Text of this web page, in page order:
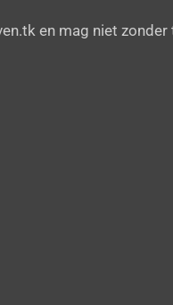
en mag niet